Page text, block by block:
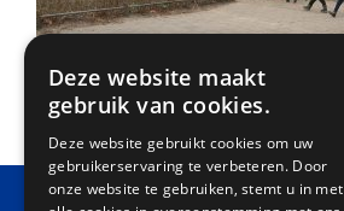
Deze website maakt
gebruik van cookies.
Deze website gebruikt cookies om uw
gebruikerservaring te verbeteren. Door
onze website te gebruiken, stemt u in met